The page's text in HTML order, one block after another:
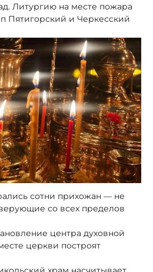
Литургию на месте пожара
Пятигорский и Черкесский
сотни прихожан — не
со всех пределов
центра духовной
церкви построят